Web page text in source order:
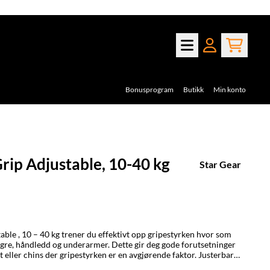
Bonusprogram Butikk Min konto
Adjustable, 10-40 kg Star Gear
hvor som
håndledd og underarmer. Dette gir deg gode forutsetninger
chins der gripestyrken er en avgjørende faktor. Justerbar